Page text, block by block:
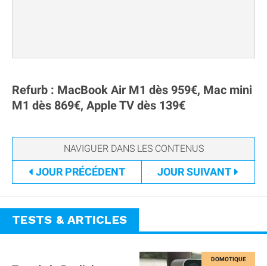
Refurb : MacBook Air M1 dès 959€, Mac mini
M1 dès 869€, Apple TV dès 139€
JOUR PRÉCÉDENT JOURSUIVANT
TESTS & ARTICLES